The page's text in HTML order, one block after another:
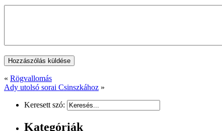
« Rögvallomás
Ady utolsó sorai Csinszkához »
Keresett szó:
Kategóriák